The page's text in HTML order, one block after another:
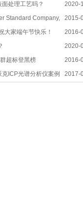
2020-
处理工艺吗？
2015-
Standard Company,
2016-
大家端午节快乐！
2020-
2016-
超标登黑榜
2017-
ICP光谱分析仪案例